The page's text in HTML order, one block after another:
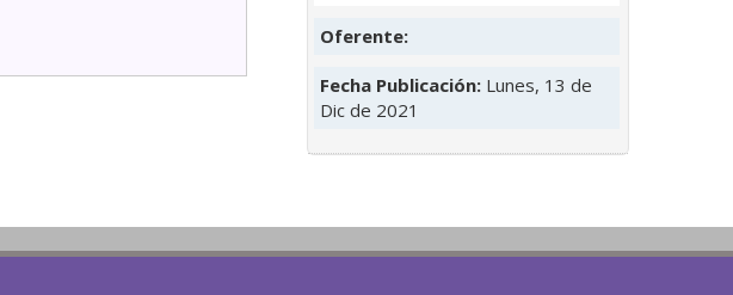
Oferente:
Fecha Publicación: Lunes, 13 de
Dic de 2021